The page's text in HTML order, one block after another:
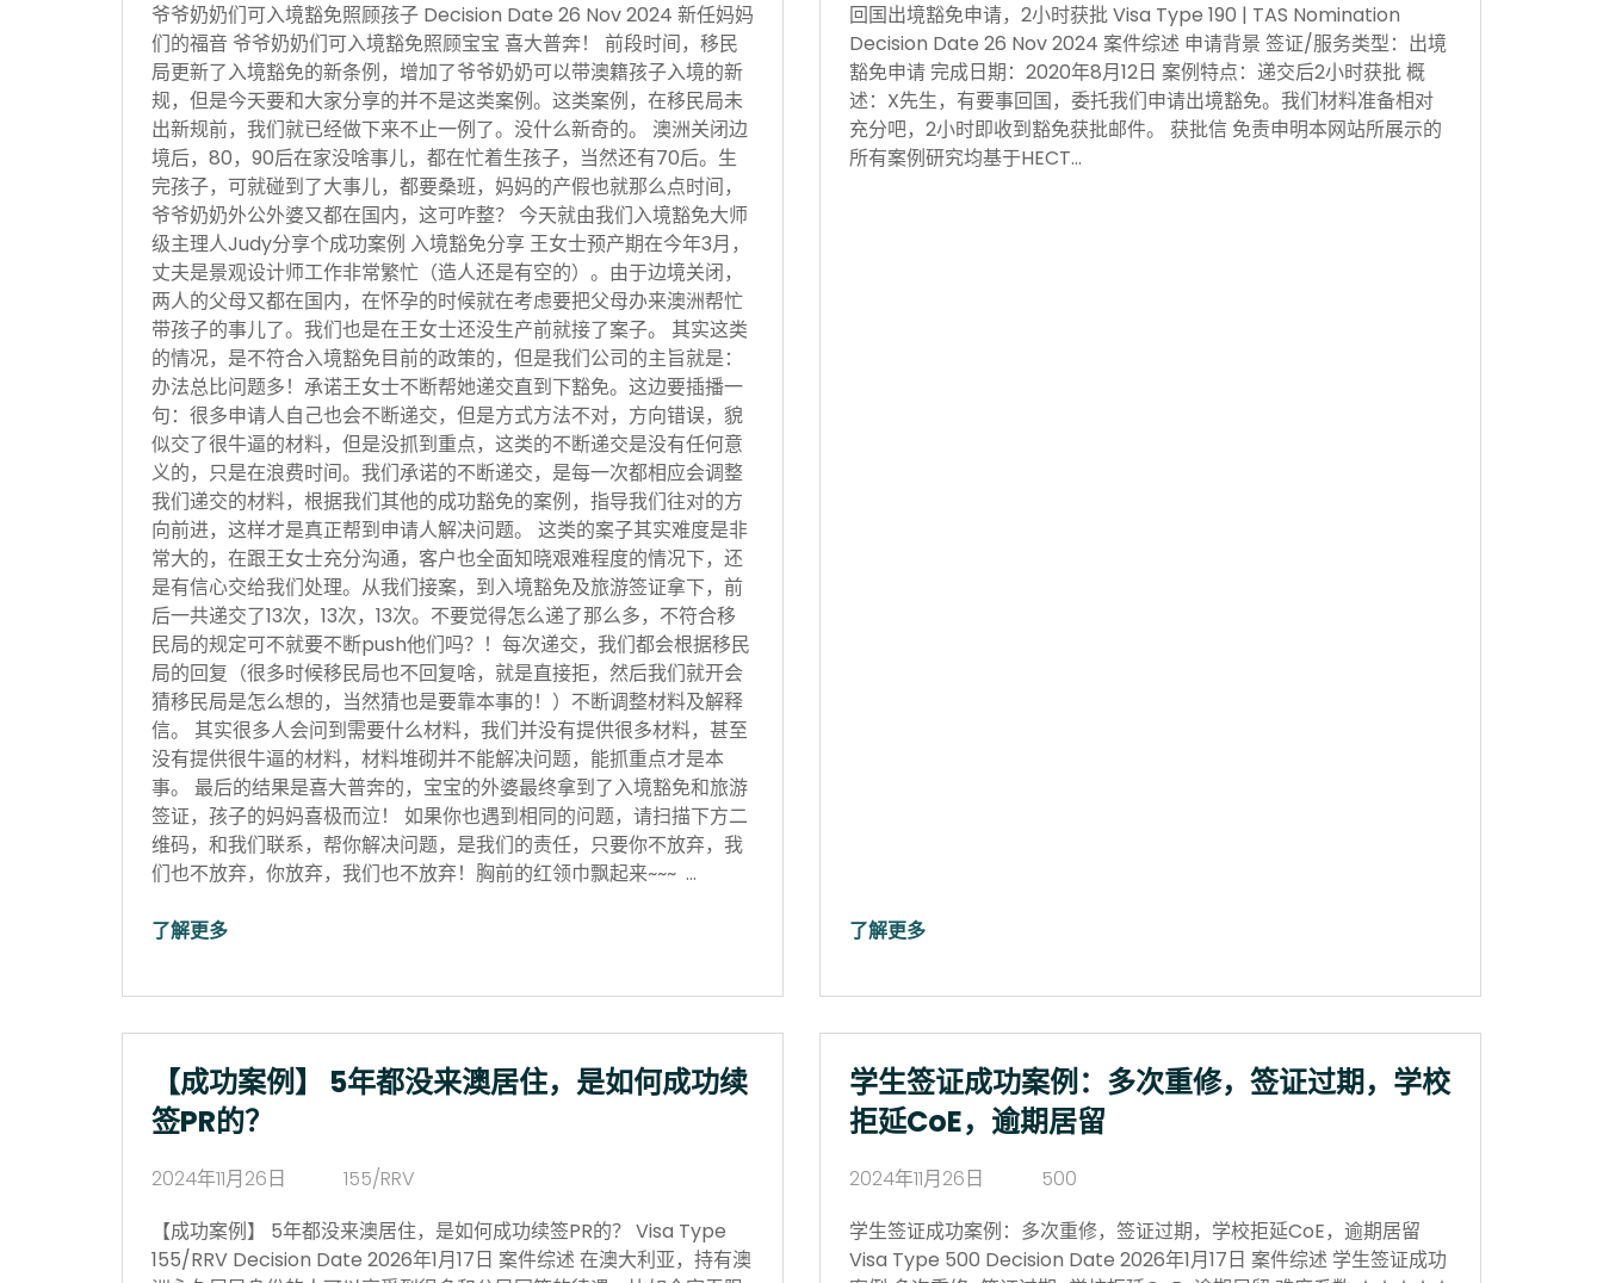
爷爷奶奶们可入境豁免照顾孩子 Decision Date 26 Nov 2024 新任妈妈
们的福音 爷爷奶奶们可入境豁免照顾宝宝 喜大普奔！ 前段时间，移民
局更新了入境豁免的新条例，增加了爷爷奶奶可以带澳籍孩子入境的新
规，但是今天要和大家分享的并不是这类案例。这类案例，在移民局未
出新规前，我们就已经做下来不止一例了。没什么新奇的。 澳洲关闭边
境后，80，90后在家没啥事儿，都在忙着生孩子，当然还有70后。生
完孩子，可就碰到了大事儿，都要桑班，妈妈的产假也就那么点时间，
爷爷奶奶外公外婆又都在国内，这可咋整？ 今天就由我们入境豁免大师
级主理人Judy分享个成功案例 入境豁免分享 王女士预产期在今年3月，
丈夫是景观设计师工作非常繁忙（造人还是有空的）。由于边境关闭，
两人的父母又都在国内，在怀孕的时候就在考虑要把父母办来澳洲帮忙
带孩子的事儿了。我们也是在王女士还没生产前就接了案子。 其实这类
的情况，是不符合入境豁免目前的政策的，但是我们公司的主旨就是：
办法总比问题多！承诺王女士不断帮她递交直到下豁免。这边要插播一
句：很多申请人自己也会不断递交，但是方式方法不对，方向错误，貌
似交了很牛逼的材料，但是没抓到重点，这类的不断递交是没有任何意
义的，只是在浪费时间。我们承诺的不断递交，是每一次都相应会调整
我们递交的材料，根据我们其他的成功豁免的案例，指导我们往对的方
向前进，这样才是真正帮到申请人解决问题。 这类的案子其实难度是非
常大的，在跟王女士充分沟通，客户也全面知晓艰难程度的情况下，还
是有信心交给我们处理。从我们接案，到入境豁免及旅游签证拿下，前
后一共递交了13次，13次，13次。不要觉得怎么递了那么多，不符合移
民局的规定可不就要不断push他们吗？！每次递交，我们都会根据移民
局的回复（很多时候移民局也不回复啥，就是直接拒，然后我们就开会
猜移民局是怎么想的，当然猜也是要靠本事的！）不断调整材料及解释
信。 其实很多人会问到需要什么材料，我们并没有提供很多材料，甚至
没有提供很牛逼的材料，材料堆砌并不能解决问题，能抓重点才是本
事。 最后的结果是喜大普奔的，宝宝的外婆最终拿到了入境豁免和旅游
签证，孩子的妈妈喜极而泣！ 如果你也遇到相同的问题，请扫描下方二
维码，和我们联系，帮你解决问题，是我们的责任，只要你不放弃，我
们也不放弃，你放弃，我们也不放弃！胸前的红领巾飘起来~~~ …
了解更多
回国出境豁免申请，2小时获批 Visa Type 190 | TAS Nomination
Decision Date 26 Nov 2024 案件综述 申请背景 签证/服务类型：出境
豁免申请 完成日期：2020年8月12日 案例特点：递交后2小时获批 概
述：X先生，有要事回国，委托我们申请出境豁免。我们材料准备相对
充分吧，2小时即收到豁免获批邮件。 获批信 免责申明本网站所展示的
所有案例研究均基于HECT…
了解更多
【成功案例】 5年都没来澳居住，是如何成功续
签PR的？
2024年11月26日
155/RRV
【成功案例】 5年都没来澳居住，是如何成功续签PR的？ Visa Type
155/RRV Decision Date 2026年1月17日 案件综述 在澳大利亚，持有澳
学生签证成功案例：多次重修，签证过期，学校
拒延CoE，逾期居留
2024年11月26日
500
学生签证成功案例：多次重修，签证过期，学校拒延CoE，逾期居留
Visa Type 500 Decision Date 2026年1月17日 案件综述 学生签证成功